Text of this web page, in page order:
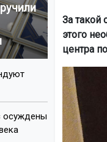
осуждены
За такой
этого
центра